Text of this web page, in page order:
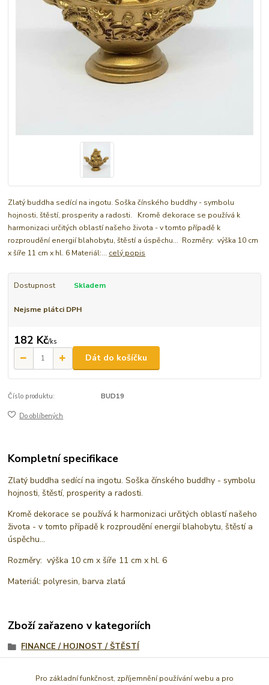
Zlatý buddha sedící na ingotu. Soška čínského buddhy - symbolu
hojnosti, štěstí, prosperity a radosti. Kromě dekorace se používá k
harmonizaci určitých oblastí našeho života - v tomto případě k
rozproudění energií blahobytu, štěstí a úspěchu... Rozměry: výška 10 cm
x šíře 11 cm x hl. 6 Materiál:... celý popis
Dostupnost Skladem
Nejsme plátci DPH
182 Kč/ks
Dát do košíčku
Číslo produktu: BUD19
Do oblíbených
Kompletní specifikace
Zlatý buddha sedící na ingotu. Soška čínského buddhy - symbolu
hojnosti, štěstí, prosperity a radosti.
Kromě dekorace se používá k harmonizaci určitých oblastí našeho
života - v tomto případě k rozproudění energií blahobytu, štěstí a
úspěchu...
Rozměry: výška 10 cm x šíře 11 cm x hl. 6
Materiál: polyresin, barva zlatá
Zboží zařazeno v kategoriích
FINANCE / HOJNOST / ŠTĚSTÍ
Pro základní funkčnost, zpříjemnění používání webu a pro